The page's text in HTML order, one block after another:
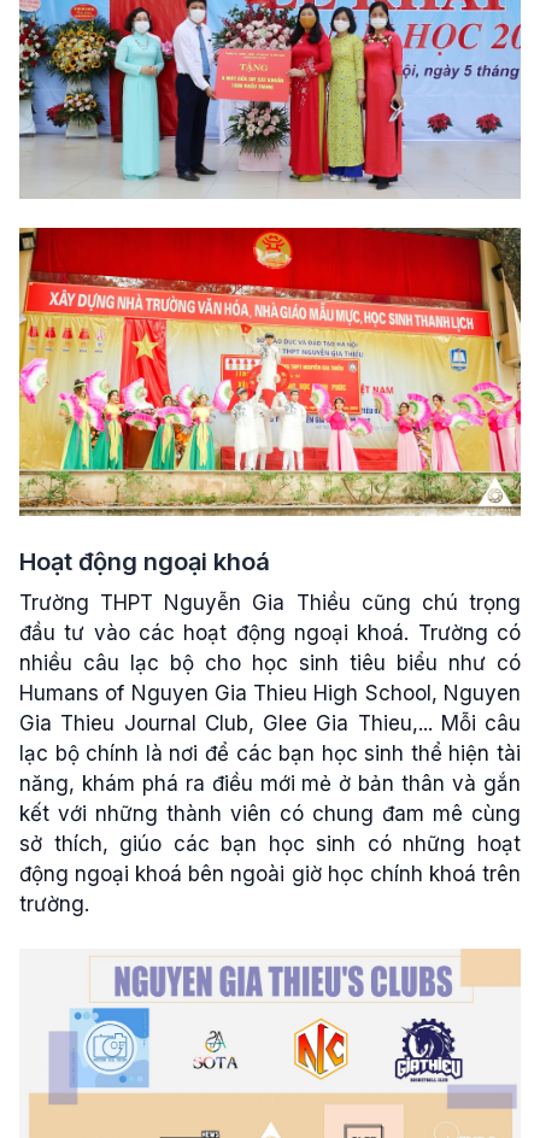
Hoạt động ngoại khoá
Trường THPT Nguyễn Gia Thiều cũng chú trọng
đầu tư vào các hoạt động ngoại khoá. Trường có
nhiều câu lạc bộ cho học sinh tiêu biểu như có
Humans of Nguyen Gia Thieu High School, Nguyen
Gia Thieu Journal Club, Glee Gia Thieu,... Mỗi câu
lạc bộ chính là nơi để các bạn học sinh thể hiện tài
năng, khám phá ra điều mới mẻ ở bản thân và gắn
kết với những thành viên có chung đam mê cùng
sở thích, giúo các bạn học sinh có những hoạt
động ngoại khoá bên ngoài giờ học chính khoá trên
trường.